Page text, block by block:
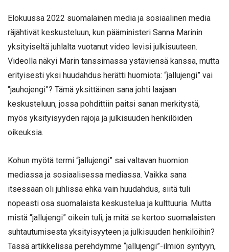
Elokuussa 2022 suomalainen media ja sosiaalinen media
räjähtivät keskusteluun, kun pääministeri Sanna Marinin
yksityiseltä juhlalta vuotanut video levisi julkisuuteen.
Videolla näkyi Marin tanssimassa ystäviensä kanssa, mutta
erityisesti yksi huudahdus herätti huomiota: “jallujengi” vai
“jauhojengi”? Tämä yksittäinen sana johti laajaan
keskusteluun, jossa pohdittiin paitsi sanan merkitystä,
myös yksityisyyden rajoja ja julkisuuden henkilöiden
oikeuksia.
Kohun myötä termi “jallujengi” sai valtavan huomion
mediassa ja sosiaalisessa mediassa. Vaikka sana
itsessään oli juhlissa ehkä vain huudahdus, siitä tuli
nopeasti osa suomalaista keskustelua ja kulttuuria. Mutta
mistä “jallujengi” oikein tuli, ja mitä se kertoo suomalaisten
suhtautumisesta yksityisyyteen ja julkisuuden henkilöihin?
Tässä artikkelissa perehdymme “jallujengi”-ilmiön syntyyn,